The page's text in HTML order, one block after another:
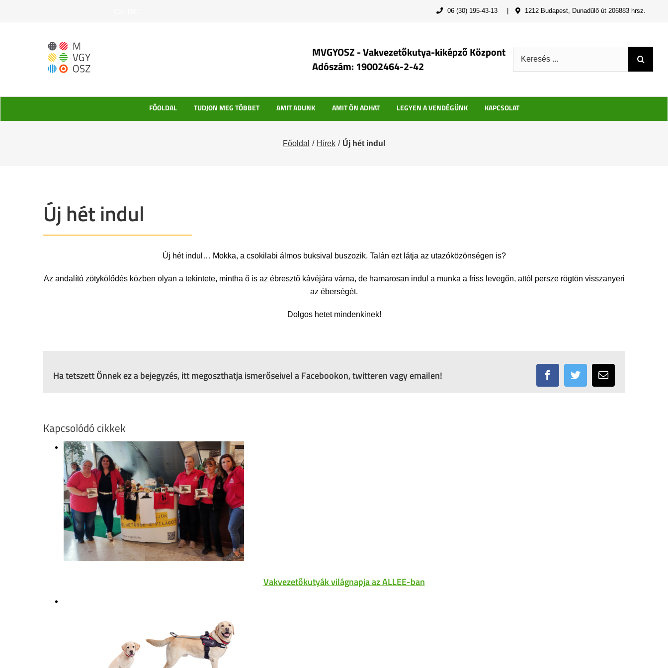
06 (30) 195-43-13 1212 Budapest, Dunadűlő út 206883 hrsz.
MVGYOSZ - Vakvezetőkutya-kiképző Központ
Adószám: 19002464-2-42
FŐOLDAL TUDJON MEG TÖBBET AMIT ADUNK AMIT ÖN ADHAT LEGYEN A VENDÉGÜNK KAPCSOLAT
Főoldal Hírek Új hét indul
Új hét indul
Új hét indul… Mokka, a csokilabi álmos buksival buszozik. Talán ezt látja az utazóközönségen is?
Az andalító zötykölődés közben olyan a tekintete, mintha ő is az ébresztő kávéjára várna, de hamarosan indul a munka a friss levegőn, attól persze rögtön visszanyeri
az éberségét.
Dolgos hetet mindenkinek!
Ha tetszett Önnek ez a bejegyzés, itt megoszthatja ismerőseivel a Facebookon, twitteren vagy emailen! FacebookTwitterEmail:
Kapcsolódó cikkek
Vakvezetőkutyák világnapja az ALLEE-ban